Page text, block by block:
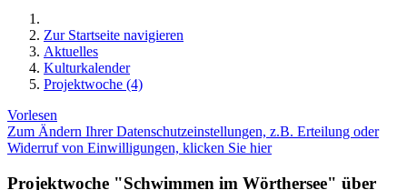
Zur Startseite navigieren
Aktuelles
Kulturkalender
Projektwoche (4)
Vorlesen
Zum Ändern Ihrer Datenschutzeinstellungen, z.B. Erteilung oder
Widerruf von Einwilligungen, klicken Sie hier
Projektwoche "Schwimmen im Wörthersee" über